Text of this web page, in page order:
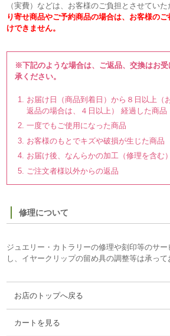
（実費）などは、お客様のご負担とさせてい
り寄せ商品やご予約商品の場合は、お客様の
けできません。
※下記のような場合は、ご返品、交換はお
承ください。
お届け日（商品到着日）から８日以上（
返品の場合は、４日以上） 経過した商品
一度でもご使用になった商品
お客様のもとでキズや破損が生じた商品
お届け後、なんらかの加工（修理を含む
ご注文者様以外からの返品
修理について
ジュエリー・カトラリーの修理や刻印等のサ
し、イヤークリップの留め具の調整等は承って
お店のトップへ戻る
カートを見る